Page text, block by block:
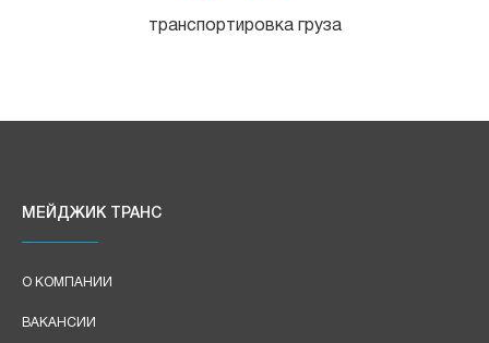
транспортировка груза
МЕЙДЖИК ТРАНС
О КОМПАНИИ
ВАКАНСИИ